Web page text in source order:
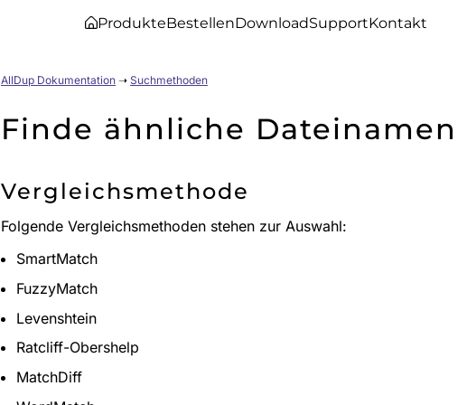
ProdukteBestellenDownloadSupportKontakt
AllDup Dokumentation ➝ Suchmethoden
Finde ähnliche Dateinamen
Vergleichsmethode
Folgende Vergleichsmethoden stehen zur Auswahl:
SmartMatch
FuzzyMatch
Levenshtein
Ratcliff-Obershelp
MatchDiff